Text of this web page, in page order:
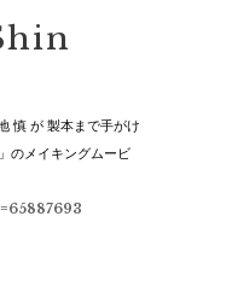
慎 が 製本まで手がけ
のメイキングムービ